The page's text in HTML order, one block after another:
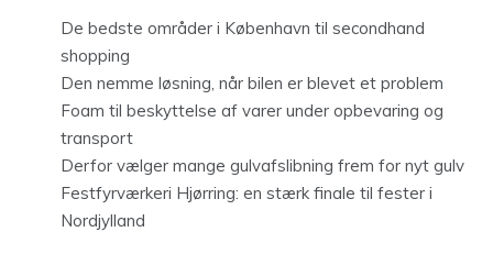
shopping
Den nemme løsning, når bilen er blevet et problem
Foam til beskyttelse af varer under opbevaring og
transport
Derfor vælger mange gulvafslibning frem for nyt gulv
Festfyrværkeri Hjørring: en stærk finale til fester i
Nordjylland